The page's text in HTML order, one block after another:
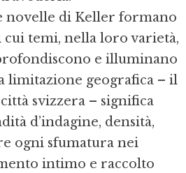
novelle di Keller formano
cui temi, nella loro varietà,
e illuminano
limitazione geografica – il
svizzera – significa
d’indagine, densità,
ogni sfumatura nei
intimo e raccolto